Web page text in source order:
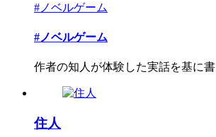
#ノベルゲーム
#ノベルゲーム
作者の知人が体験した実話を基に
住人